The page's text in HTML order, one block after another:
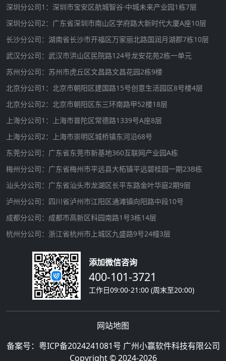
深圳分公司1：深圳市宝安区航城智谷·中城未来产业园1栋7层
深圳分公司2：广东省深圳市南山区学府路大新时代大厦A座10层
长沙分公司：湖南省长沙市开福区万家丽北路国润月湖郡7栋10层
武汉分公司：武汉市洪山区民院路124号龙安花苑2栋一单元
苏州分公司：苏州市虎丘区文昌路文昌花园2栋9楼
北京分公司1：北京市朝阳区建国路15号创意生活园区8号楼4层
北京分公司2：北京市朝阳区东三环南路甲52楼18层
上海分公司1：上海市普陀区常德路1339号A座8层
上海分公司2：上海市崇明区城桥镇东河沿68号
东莞分公司：广东省东莞市新基地360互联网产业园A栋
梅州分公司：广东省梅州市平远县大柘镇平远碧桂园一期23B栋
汕头分公司：广东省汕头市龙湖区长平东路金叶华庭2期9层
泸州分公司：四川省泸州市江阳区通滩镇向阳路中段10号
成都分公司：成都市高新区科园南路1号3栋14层
杭州分公司：浙江省杭州市上城区九盛路9号24幢3层
添加微信咨询
400-101-3721
工作日09:00-21:00 (周末至20:00)
网站地图
备案号： 粤ICP备2024241081号 广州小赢软件科技有限公司
Copyright © 2024-2026